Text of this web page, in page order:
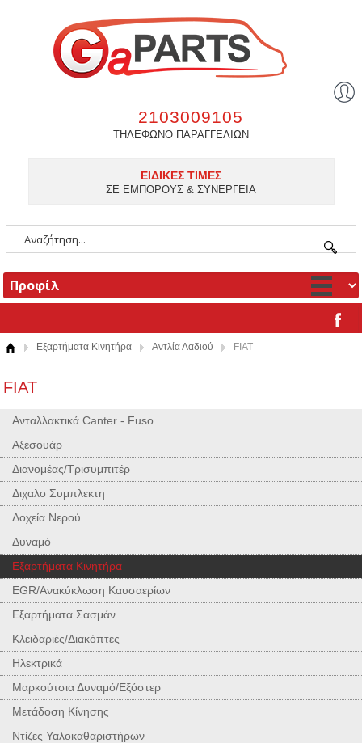
2103009105
ΤΗΛΕΦΩΝΟ ΠΑΡΑΓΓΕΛΙΩΝ
ΕΙΔΙΚΕΣ ΤΙΜΕΣ
ΣΕ ΕΜΠΟΡΟΥΣ & ΣΥΝΕΡΓΕΙΑ
Εξαρτήματα Κινητήρα Αντλία Λαδιού FIAT
FIAT
Ανταλλακτικά Canter - Fuso
Αξεσουάρ
Διανομέας/Τρισυμπιτέρ
Διχαλο Συμπλεκτη
Δοχεία Νερού
Δυναμό
Εξαρτήματα Κινητήρα
EGR/Ανακύκλωση Καυσαερίων
Εξαρτήματα Σασμάν
Κλειδαριές/Διακόπτες
Ηλεκτρικά
Μαρκούτσια Δυναμό/Εξόστερ
Μετάδοση Κίνησης
Ντίζες Υαλοκαθαριστήρων